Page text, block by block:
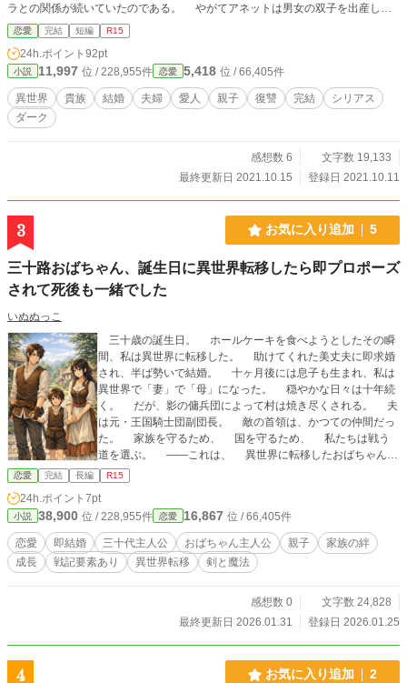
ラとの関係が続いていたのである。 やがてアネットは男女の双子を出産し
た。「ディオン」と名付けられた男児はジェルマンそっくりで、「マドレーヌ」
と名付けられた女児はアネットによく似ていた。 ※ 全５話完結予定
恋愛 完結 短編 R15
24h.ポイント 92pt
小説 11,997 位 / 228,955件 恋愛 5,418 位 / 66,405件
異世界 貴族 結婚 夫婦 愛人 親子 復讐 完結
シリアス
ダーク
感想数 6
文字数 19,133
最終更新日 2021.10.15
登録日 2021.10.11
3 お気に入り追加 5
三十路おばちゃん、誕生日に異世界転移したら即プロポーズ
されて死後も一緒でした
いぬぬっこ
三十歳の誕生日。 ホールケーキを食べようとしたその瞬
間、私は異世界に転移した。 助けてくれた美丈夫に即求婚
され、半ば勢いで結婚。 十ヶ月後には息子も生まれ、私は
異世界で「妻」で「母」になった。 穏やかな日々は十年続
く。 だが、影の傭兵団によって村は焼き尽くされる。 夫
は元・王国騎士団副団長。 敵の首領は、かつての仲間だっ
た。 家族を守るため、 国を守るため、 私たちは戦う
道を選ぶ。 ――これは、 異世界に転移したおばちゃん
と、 その家族が歩んだ、 生涯の物語。 ＊この作品は、
アルファポリス様・カクヨム様・ノベルデイズ様にも掲載し
ております。どうかご了承よろしくお願い致します。
恋愛 完結 長編 R15
24h.ポイント 7pt
小説 38,900 位 / 228,955件 恋愛 16,867 位 / 66,405件
恋愛 即結婚 三十代主人公 おばちゃん主人公 親子
家族の絆
成長
戦記要素あり 異世界転移 剣と魔法
感想数 0
文字数 24,828
最終更新日 2026.01.31
登録日 2026.01.25
4 お気に入り追加 2